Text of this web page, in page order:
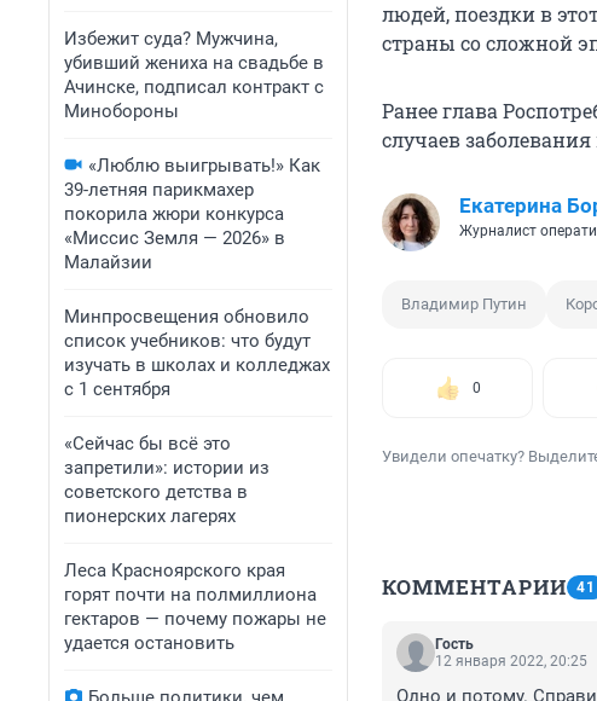
Избежит суда? Мужчина,
убивший жениха на свадьбе в
Ачинске, подписал контракт с
Минобороны
«Люблю выигрывать!» Как
39-летняя парикмахер
покорила жюри конкурса
«Миссис Земля — 2026» в
Малайзии
Минпросвещения обновило
список учебников: что будут
изучать в школах и колледжах
с 1 сентября
«Сейчас бы всё это
запретили»: истории из
советского детства в
пионерских лагерях
Леса Красноярского края
горят почти на полмиллиона
гектаров — почему пожары не
удается остановить
людей, поездки в
страны со сложной
Ранее глава
случаев
Екатерина
Журналист
Владимир Путин
0
Увидели опечатку?
КОММЕНТАРИИ 41
Гость
12 января 2022, 20:25
Одно и потому.